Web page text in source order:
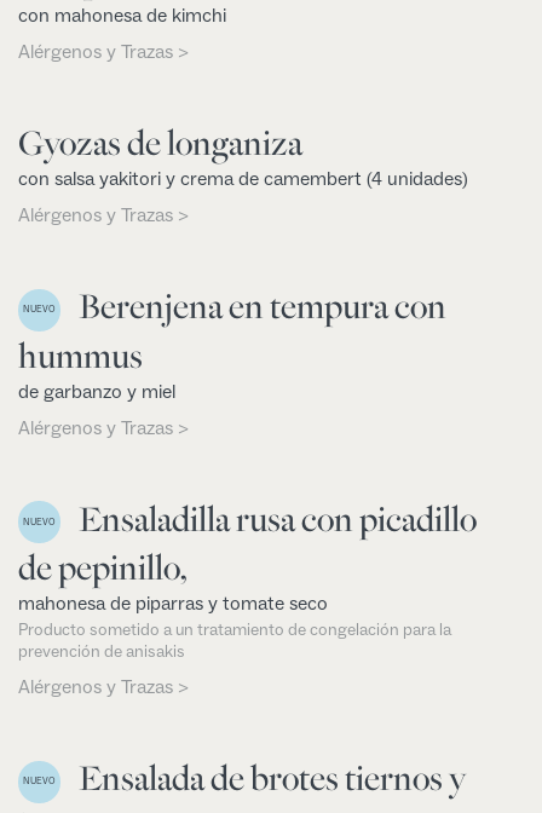
con mahonesa de kimchi
Alérgenos y Trazas >
Gyozas de longaniza
con salsa yakitori y crema de camembert (4 unidades)
Alérgenos y Trazas >
NUEVO
Berenjena en tempura con
hummus
de garbanzo y miel
Alérgenos y Trazas >
NUEVO
Ensaladilla rusa con picadillo
de pepinillo,
mahonesa de piparras y tomate seco
Producto sometido a un tratamiento de congelación para la
prevención de anisakis
Alérgenos y Trazas >
NUEVO
Ensalada de brotes tiernos y